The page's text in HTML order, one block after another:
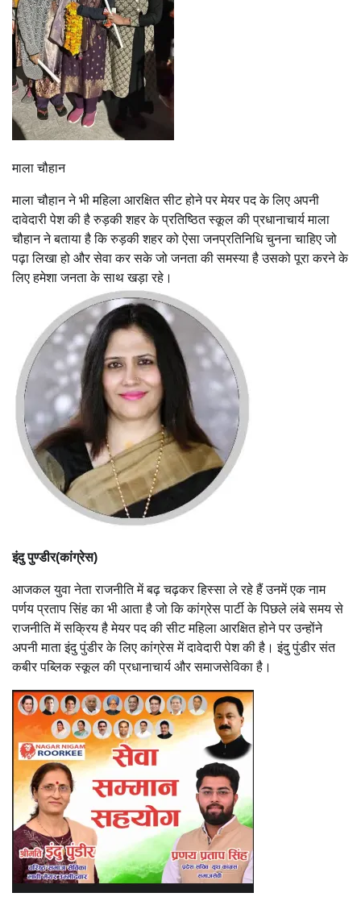
माला चौहान
माला चौहान ने भी महिला आरक्षित सीट होने पर मेयर पद के लिए अपनी
दावेदारी पेश की है रुड़की शहर के प्रतिष्ठित स्कूल की प्रधानाचार्य माला
चौहान ने बताया है कि रुड़की शहर को ऐसा जनप्रतिनिधि चुनना चाहिए जो
पढ़ा लिखा हो और सेवा कर सके जो जनता की समस्या है उसको पूरा करने के
लिए हमेशा जनता के साथ खड़ा रहे।
इंदु पुण्डीर(कांग्रेस)
आजकल युवा नेता राजनीति में बढ़ चढ़कर हिस्सा ले रहे हैं उनमें एक नाम
पर्णय प्रताप सिंह का भी आता है जो कि कांग्रेस पार्टी के पिछले लंबे समय से
राजनीति में सक्रिय है मेयर पद की सीट महिला आरक्षित होने पर उन्होंने
अपनी माता इंदु पुंडीर के लिए कांग्रेस में दावेदारी पेश की है। इंदु पुंडीर संत
कबीर पब्लिक स्कूल की प्रधानाचार्य और समाजसेविका है।